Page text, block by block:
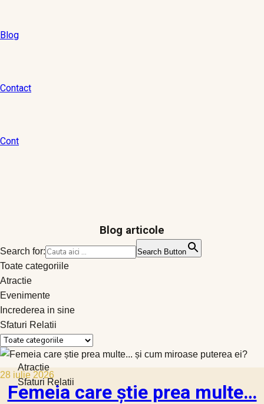
Blog
Contact
Cont
Blog articole
Search for: Search Button
Toate categoriile
Atractie
Evenimente
Increderea in sine
Sfaturi Relatii
28 iulie 2026
Atractie
Sfaturi Relatii
Femeia care știe prea multe…